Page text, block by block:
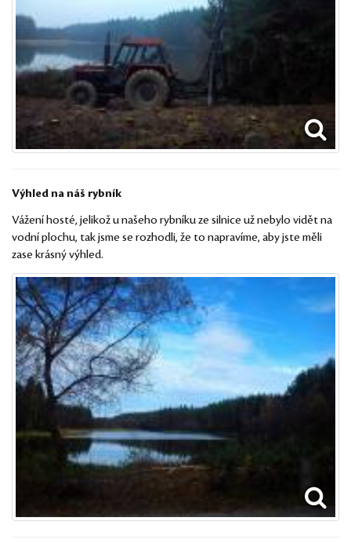
Výhled na náš rybník
Vážení hosté, jelikož u našeho rybníku ze silnice už nebylo vidět na
vodní plochu, tak jsme se rozhodli, že to napravíme, aby jste měli
zase krásný výhled.